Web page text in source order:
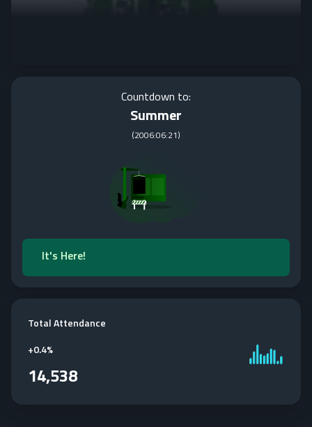
Countdown to:
Summer
(2006:06:21)
It's Here!
Total Attendance
+0.4%
14,538